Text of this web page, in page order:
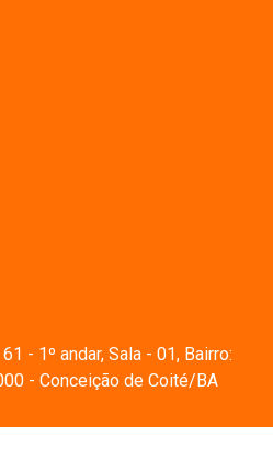
- 1º andar, Sala - 01, Bairro:
- Conceição de Coité/BA